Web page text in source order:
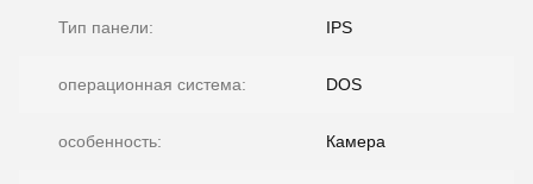
Тип панели: IPS
операционная система: DOS
особенность: Камера